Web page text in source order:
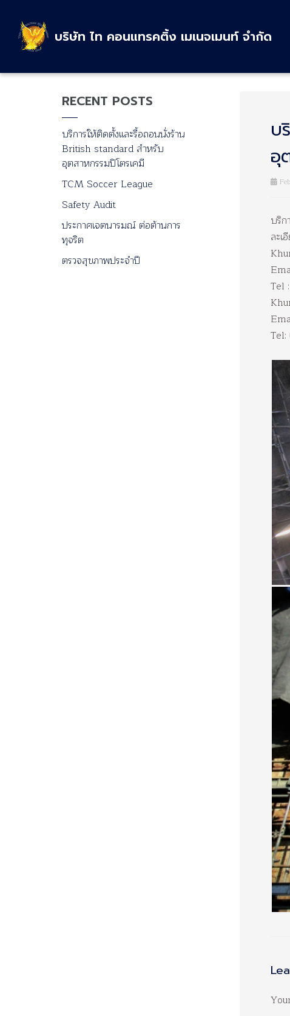
บริษัท ไท คอนแทรคติ้ง เมเนจเมนท์ จำกัด
บ
อุ
บริ
ละเ
Tel
Tel:
RECENT POSTS
บริการให้ติดตั้งและรื้อถอนนั่งร้าน
British standard สำหรับ
อุตสาหกรรมปิโตรเคมี
TCM Soccer League
Safety Audit
ประกาศเจตนารมณ์ ต่อต้านการ
ทุจริต
ตรวจสุขภาพประจำปี